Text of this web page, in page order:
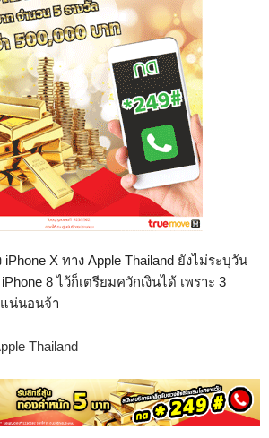
X ทาง Apple Thailand ยังไม่ระบุวัน
8 ไว้ก็เตรียมควักเงินได้ เพราะ 3
น่นอนจ้า
Thailand